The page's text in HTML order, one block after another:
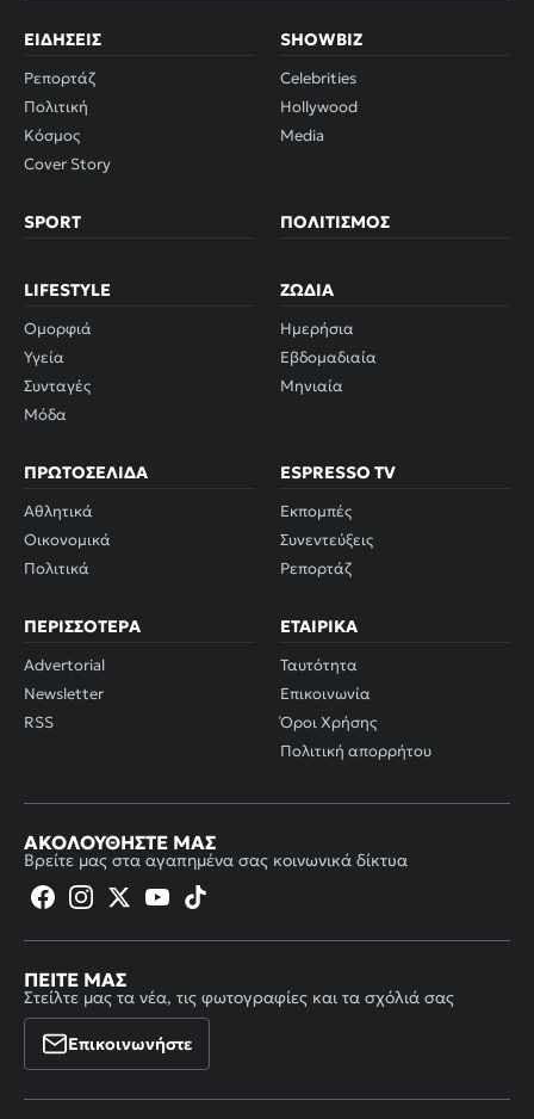
ΕΙΔΉΣΕΙΣ
Ρεπορτάζ
Πολιτική
Κόσμος
Cover Story
SHOWBIZ
Celebrities
Hollywood
Media
SPORT ΠΟΛΙΤΙΣΜΌΣ
LIFESTYLE
Ομορφιά
Υγεία
Συνταγές
Μόδα
ΖΏΔΙΑ
Ημερήσια
Εβδομαδιαία
Μηνιαία
ΠΡΩΤΟΣΈΛΙΔΑ
Αθλητικά
Οικονομικά
Πολιτικά
ESPRESSO TV
Εκπομπές
Συνεντεύξεις
Ρεπορτάζ
ΠΕΡΙΣΣΌΤΕΡΑ
Advertorial
Newsletter
RSS
ΕΤΑΙΡΙΚΆ
Ταυτότητα
Επικοινωνία
Όροι Χρήσης
Πολιτική απορρήτου
ΑΚΟΛΟΥΘΉΣΤΕ ΜΑΣ
Βρείτε μας στα αγαπημένα σας κοινωνικά δίκτυα
ΠΕΊΤΕ ΜΑΣ
Στείλτε μας τα νέα, τις φωτογραφίες και τα σχόλιά σας
Επικοινωνήστε